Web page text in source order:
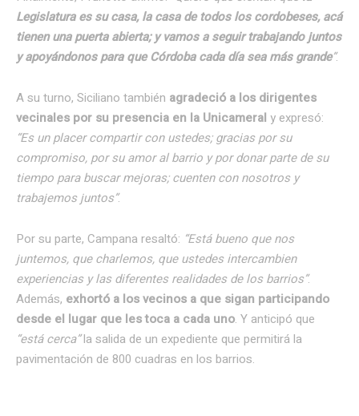
Legislatura es su casa, la casa de todos los cordobeses, acá
tienen una puerta abierta; y vamos a seguir trabajando juntos
y apoyándonos para que Córdoba cada día sea más grande”.
A su turno, Siciliano también agradeció a los dirigentes
vecinales por su presencia en la Unicameral y expresó:
“Es un placer compartir con ustedes; gracias por su
compromiso, por su amor al barrio y por donar parte de su
tiempo para buscar mejoras; cuenten con nosotros y
trabajemos juntos”.
Por su parte, Campana resaltó: “Está bueno que nos
juntemos, que charlemos, que ustedes intercambien
experiencias y las diferentes realidades de los barrios”.
Además, exhortó a los vecinos a que sigan participando
desde el lugar que les toca a cada uno. Y anticipó que
“está cerca”la salida de un expediente que permitirá la
pavimentación de 800 cuadras en los barrios.